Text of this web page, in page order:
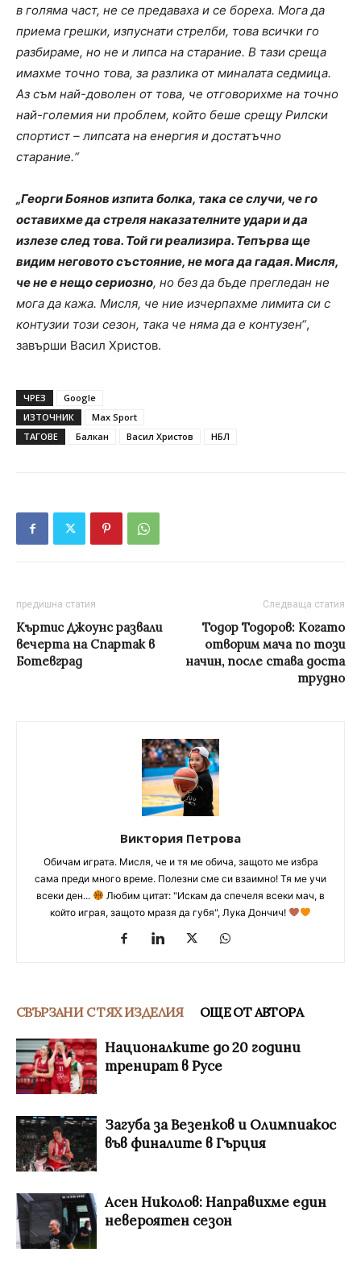
в голяма част, не се предаваха и се бореха. Мога да
приема грешки, изпуснати стрелби, това всички го
разбираме, но не и липса на старание. В тази среща
имахме точно това, за разлика от миналата седмица.
Аз съм най-доволен от това, че отговорихме на точно
най-големия ни проблем, който беше срещу Рилски
спортист – липсата на енергия и достатъчно
старание.“
„Георги Боянов изпита болка, така се случи, че го
оставихме да стреля наказателните удари и да
излезе след това. Той ги реализира. Тепърва ще
видим неговото състояние, не мога да гадая. Мисля,
че не е нещо сериозно, но без да бъде прегледан не
мога да кажа. Мисля, че ние изчерпахме лимита си с
контузии този сезон, така че няма да е контузен“,
завърши Васил Христов.
ЧРЕЗ
Google
ИЗТОЧНИК
Max Sport
ТАГОВЕ
Балкан Васил Христов НБЛ
предишна статия
Къртис Джоунс развали
вечерта на Спартак в
Ботевград
Следваща статия
Тодор Тодоров: Когато
отворим мача по този
начин, после става доста
трудно
Виктория Петрова
Обичам играта. Мисля, че и тя ме обича, защото ме избра
сама преди много време. Полезни сме си взаимно! Тя ме учи
всеки ден...
Любим цитат: "Искам да спечеля всеки мач, в
който играя, защото мразя да губя", Лука Дончич!
СВЪРЗАНИ С ТЯХ ИЗДЕЛИЯ ОЩЕ ОТ АВТОРА
Националките до 20 години
тренират в Русе
Загуба за Везенков и Олимпиакос
във финалите в Гърция
Асен Николов: Направихме един
невероятен сезон